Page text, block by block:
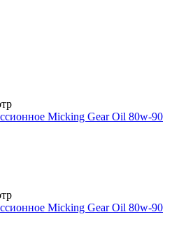
Micking Gear Oil 80w-90
Micking Gear Oil 80w-90